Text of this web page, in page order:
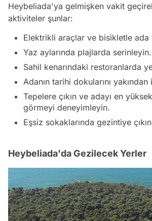
Heybeliada'ya gelmişken vakit
aktiviteler şunlar:
Elektrikli araçlar ve bisikletle ada
Yaz aylarında plajlarda serinleyin.
Sahil kenarındaki restoranlarda
Adanın tarihi dokularını
Tepelere çıkın ve adayı en
görmeyi deneyimleyin.
Eşsiz sokaklarında gezintiye
Heybeliada'da Gezilecek Yerler